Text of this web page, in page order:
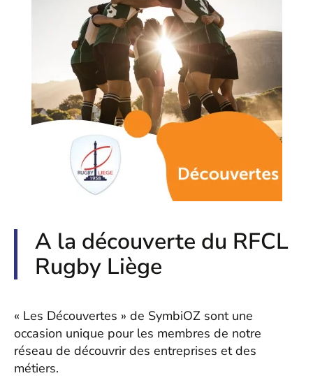
A la découverte du RFCL
Rugby Liège
« Les Découvertes » de SymbiOZ sont une
occasion unique pour les membres de notre
réseau de découvrir des entreprises et des
métiers.